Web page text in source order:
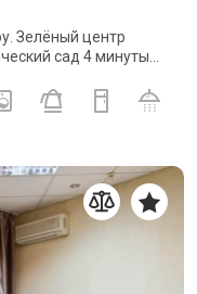
Зелёный центр
сад 4 минуты...